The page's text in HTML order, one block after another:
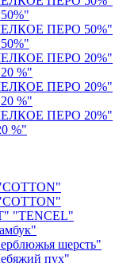
ПЕРО 50%"
ПЕРО 20%"
%"
ПЕРО 20%"
%"
ПЕРО 20%"
%"
"TENCEL"
шерсть"
пух"